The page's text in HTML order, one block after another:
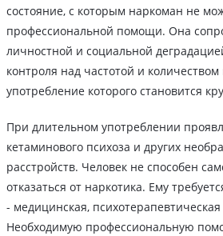
состояние, с которым наркоман не
профессиональной помощи. Она
личностной и социальной
контроля над частотой и
употребление которого становится
При длительном употреблении
кетаминового психоза и других
расстройств. Человек не способен
отказаться от наркотика. Ему
- медицинская,
Необходимую профессиональную